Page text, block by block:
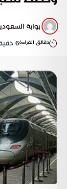
بوابة
دقائق القراءة6